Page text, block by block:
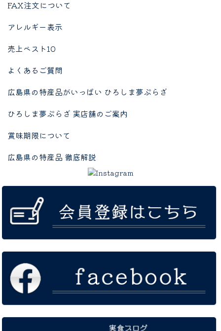
FAX注文について
アレルギー表示
売上ベスト10
よくあるご質問
広島県の特産品がいっぱい ひろしま夢ぷらざ
ひろしま夢ぷらざ 実店舗のご案内
賞味期限について
広島県の特産品 徹底解説